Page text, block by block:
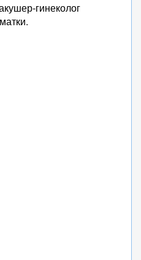
гинеколог